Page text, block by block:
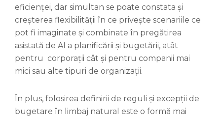
eficienței, dar simultan se poate constata și
creșterea flexibilității în ce privește scenariile ce
pot fi imaginate și combinate în pregătirea
asistată de AI a planificării și bugetării, atât
pentru corporații cât și pentru companii mai
mici sau alte tipuri de organizații.
În plus, folosirea definirii de reguli și excepții de
bugetare în limbaj natural este o formă mai